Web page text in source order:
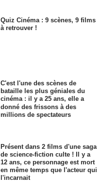
Quiz Cinéma : 9 scènes, 9 films
à retrouver !
C'est l'une des scènes de
bataille les plus géniales du
cinéma : il y a 25 ans, elle a
donné des frissons à des
millions de spectateurs
Présent dans 2 films d'une saga
de science-fiction culte ! Il y a
12 ans, ce personnage est mort
en même temps que l'acteur qui
l'incarnait